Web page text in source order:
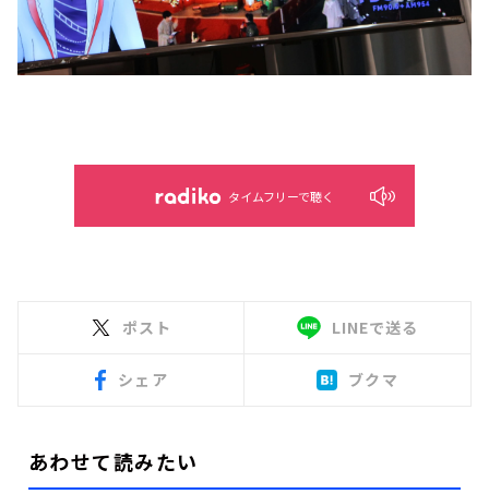
タイムフリーで聴く
ポスト LINEで送る
シェア ブクマ
あわせて読みたい